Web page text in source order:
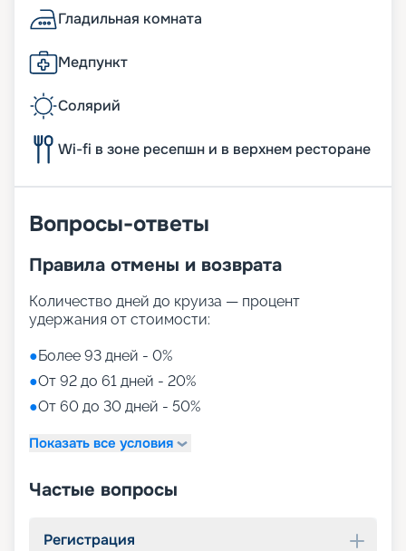
Гладильная комната
Медпункт
Солярий
Wi-fi в зоне ресепшн и в верхнем ресторане
Вопросы-ответы
Правила отмены и возврата
Количество дней до круиза — процент
удержания от стоимости:
●Более 93 дней - 0%
●От 92 до 61 дней - 20%
●От 60 до 30 дней - 50%
Показать все условия
Частые вопросы
Регистрация